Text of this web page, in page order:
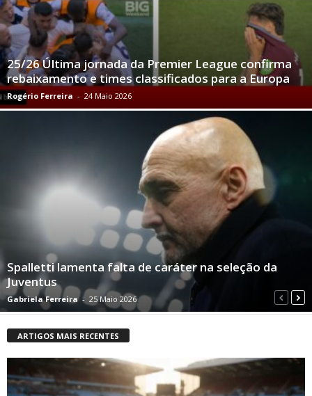
25/26 Última jornada da Premier League confirma
rebaixamento e times classificados para a Europa
Rogério Ferreira - 24 Maio 2026
Spalletti lamenta falta de caráter na seleção da
Juventus
Gabriela Ferreira - 25 Maio 2026
ARTIGOS MAIS RECENTES